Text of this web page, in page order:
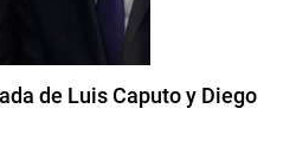
de Luis Caputo y Diego